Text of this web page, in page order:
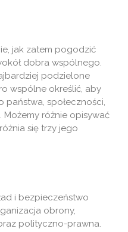
jak zatem pogodzić
dobra wspólnego.
podzielone
wspólne określić, aby
społeczności,
różnie opisywać
się trzy jego
i bezpieczeństwo
obrony,
polityczno-prawna.